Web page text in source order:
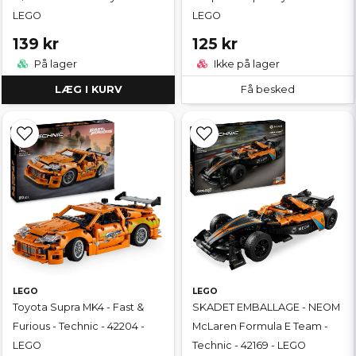
LEGO
139 kr
På lager
LÆG I KURV
LEGO
125 kr
Ikke på lager
Få besked
LEGO
Toyota Supra MK4 - Fast &
Furious - Technic - 42204 -
LEGO
LEGO
SKADET EMBALLAGE - NEOM
McLaren Formula E Team -
Technic - 42169 - LEGO